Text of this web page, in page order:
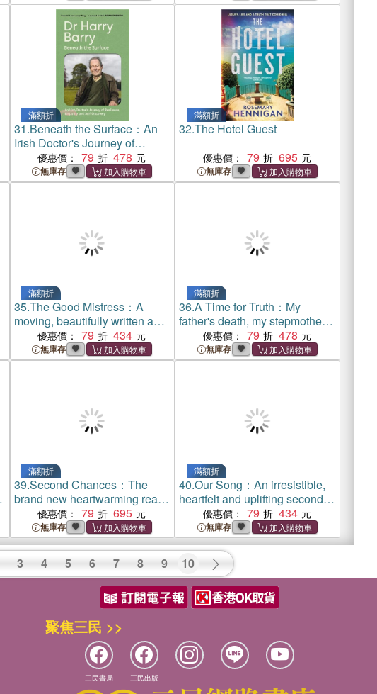
滿額折
31.Beneath the Surface：An
Irish Doctor's Journey of
Resilience, Empathy and Self-
Discovery
優惠價： 79 478
無庫存
滿額折
32.The Hotel Guest
優惠價： 79 695
無庫存
滿額折
35.The Good Mistress：A
moving, beautifully written and
unputdownable read from the
bestselling author
優惠價： 79 434
無庫存
滿額折
36.A Time for Truth：My
father's death, my stepmother's
bid to control my life and my
fight for justice
優惠價： 79 478
無庫存
滿額折
39.Second Chances：The
brand new heartwarming read
from the bestselling author of
Moving On
優惠價： 79 695
無庫存
滿額折
40.Our Song：An irresistible,
heartfelt and uplifting second-
chance romance
優惠價： 79 434
無庫存
3 4 5 6 7 8 9 10
聚焦三民 >>
三民書局 三民出版